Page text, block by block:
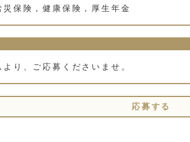
災保険，健康保険，厚生年金
り、ご応募くださいませ。
応募する